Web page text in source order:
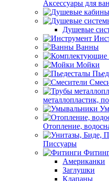
Аксессуары для
Душевые
Ванны
Мойки
металлопластик,
Отопление,
Писсуары
Американки
Заглушки
Клапаны